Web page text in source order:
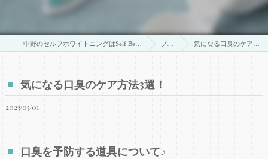
中野のセルフホワイトニングはSelf Beauty Whitening ブログ 気になる口臭のケア方法3選！
気になる口臭のケア方法3選！
2023/03/01
口臭を予防する道具について♪